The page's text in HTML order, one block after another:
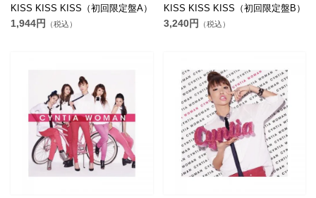
KISS KISS KISS（初回限定盤A）
1,944円 （税込）
KISS KISS KISS（初回限定盤B）
3,240円 （税込）